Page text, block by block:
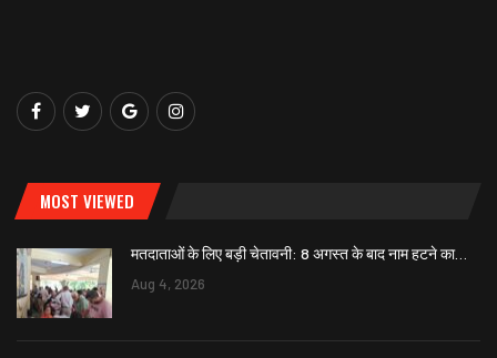
MOST VIEWED
मतदाताओं के लिए बड़ी चेतावनी: 8 अगस्त के बाद नाम हटने का…
Aug 4, 2026